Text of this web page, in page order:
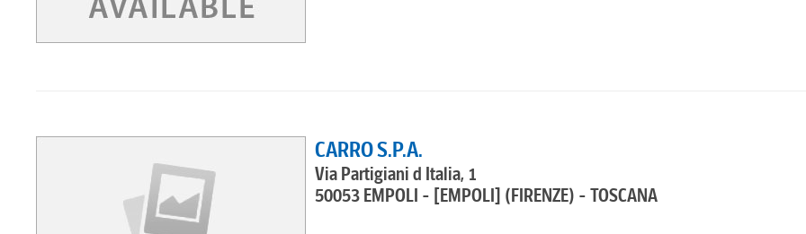
CARRO S.P.A.
Via Partigiani d Italia, 1
50053 EMPOLI - [EMPOLI] (FIRENZE) - TOSCANA